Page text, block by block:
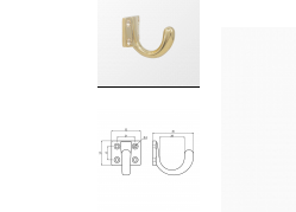
slutningen
billedgalleriet